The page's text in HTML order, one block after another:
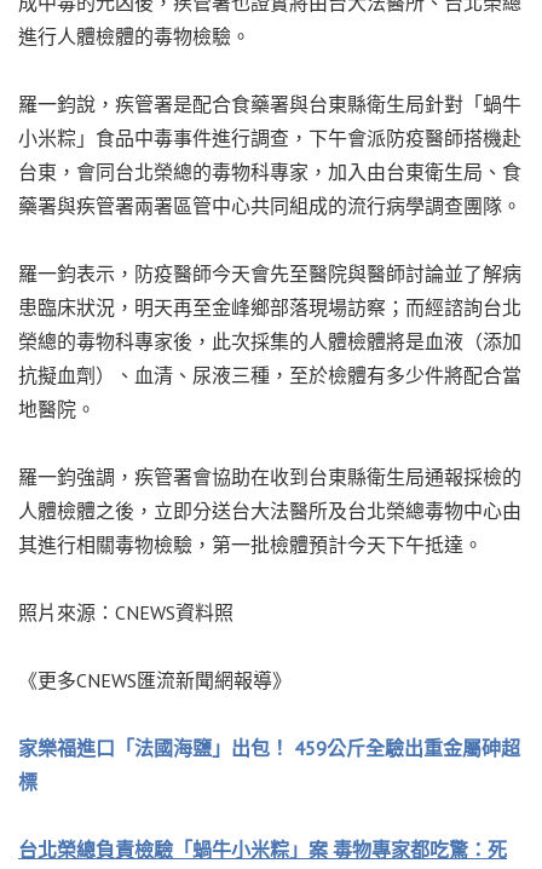
進行人體檢體的毒物檢驗。
羅一鈞說，疾管署是配合食藥署與台東縣衛生局針對「蝸牛
小米粽」食品中毒事件進行調查，下午會派防疫醫師搭機赴
台東，會同台北榮總的毒物科專家，加入由台東衛生局、食
藥署與疾管署兩署區管中心共同組成的流行病學調查團隊。
羅一鈞表示，防疫醫師今天會先至醫院與醫師討論並了解病
患臨床狀況，明天再至金峰鄉部落現場訪察；而經諮詢台北
榮總的毒物科專家後，此次採集的人體檢體將是血液（添加
抗擬血劑）、血清、尿液三種，至於檢體有多少件將配合當
地醫院。
羅一鈞強調，疾管署會協助在收到台東縣衛生局通報採檢的
人體檢體之後，立即分送台大法醫所及台北榮總毒物中心由
其進行相關毒物檢驗，第一批檢體預計今天下午抵達。
照片來源：CNEWS資料照
《更多CNEWS匯流新聞網報導》
家樂福進口「法國海鹽」出包！ 459公斤全驗出重金屬砷超
標
台北榮總負責檢驗「蝸牛小米粽」案 毒物專家都吃驚：死